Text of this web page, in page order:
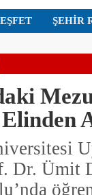
ŞEHİR
Dr. Ümit